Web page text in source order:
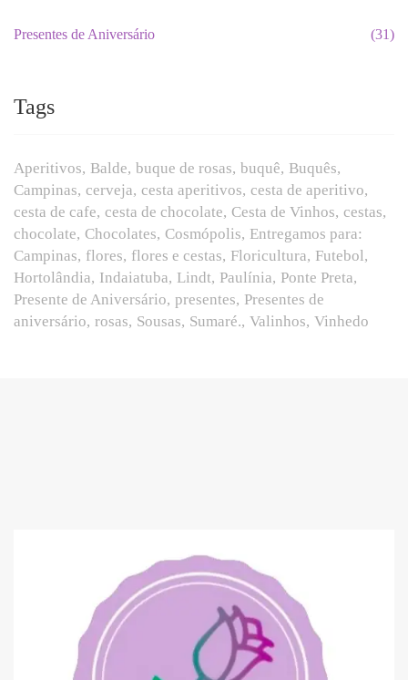
Presentes de Aniversário (31)
Tags
Aperitivos Balde buque de rosas buquê Buquês
Campinas cerveja cesta aperitivos cesta de aperitivo
cesta de cafe cesta de chocolate Cesta de Vinhos cestas
chocolate Chocolates Cosmópolis Entregamos para:
Campinas flores flores e cestas Floricultura Futebol
Hortolândia Indaiatuba Lindt Paulínia Ponte Preta
Presente de Aniversário presentes Presentes de
aniversário rosas Sousas Sumaré. Valinhos Vinhedo